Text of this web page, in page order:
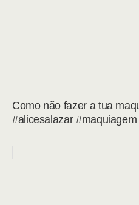
Como não fazer a tua
#alicesalazar